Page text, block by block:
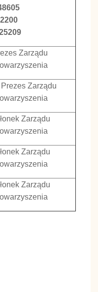
Zarządu
Zarządu
Zarządu
Zarządu
Zarządu
LGD